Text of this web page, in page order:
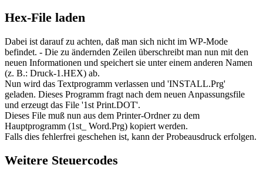
Hex-File laden
Dabei ist darauf zu achten, daß man sich nicht im WP-Mode
befindet. - Die zu ändernden Zeilen überschreibt man nun mit den
neuen Informationen und speichert sie unter einem anderen Namen
(z. B.: Druck-1.HEX) ab.
Nun wird das Textprogramm verlassen und 'INSTALL.Prg'
geladen. Dieses Programm fragt nach dem neuen Anpassungsfile
und erzeugt das File '1st Print.DOT'.
Dieses File muß nun aus dem Printer-Ordner zu dem
Hauptprogramm (1st_ Word.Prg) kopiert werden.
Falls dies fehlerfrei geschehen ist, kann der Probeausdruck erfolgen.
Weitere Steuercodes